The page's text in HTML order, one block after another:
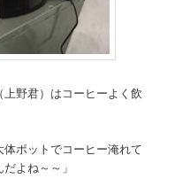
野君）はコーヒーよく飲
ポットでコーヒー淹れて
よね～～」